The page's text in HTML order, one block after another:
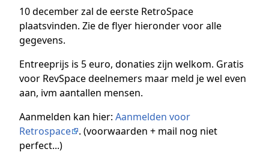
10 december zal de eerste RetroSpace
plaatsvinden. Zie de flyer hieronder voor alle
gegevens.
Entreeprijs is 5 euro, donaties zijn welkom. Gratis
voor RevSpace deelnemers maar meld je wel even
aan, ivm aantallen mensen.
Aanmelden kan hier: Aanmelden voor
Retrospace
. (voorwaarden + mail nog niet
perfect...)